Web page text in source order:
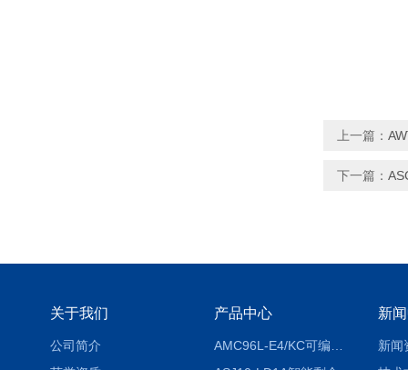
上一篇：
下一篇：
关于我们
公司简介
产品中心 新
新闻